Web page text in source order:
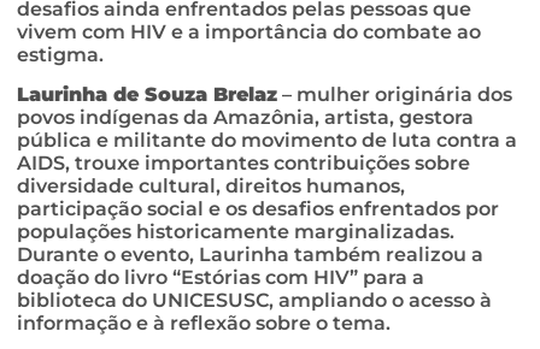
desafios ainda enfrentados pelas pessoas que
vivem com HIV e a importância do combate ao
estigma.
Laurinha de Souza Brelaz – mulher originária dos
povos indígenas da Amazônia, artista, gestora
pública e militante do movimento de luta contra a
AIDS, trouxe importantes contribuições sobre
diversidade cultural, direitos humanos,
participação social e os desafios enfrentados por
populações historicamente marginalizadas.
Durante o evento, Laurinha também realizou a
doação do livro “Estórias com HIV” para a
biblioteca do UNICESUSC, ampliando o acesso à
informação e à reflexão sobre o tema.